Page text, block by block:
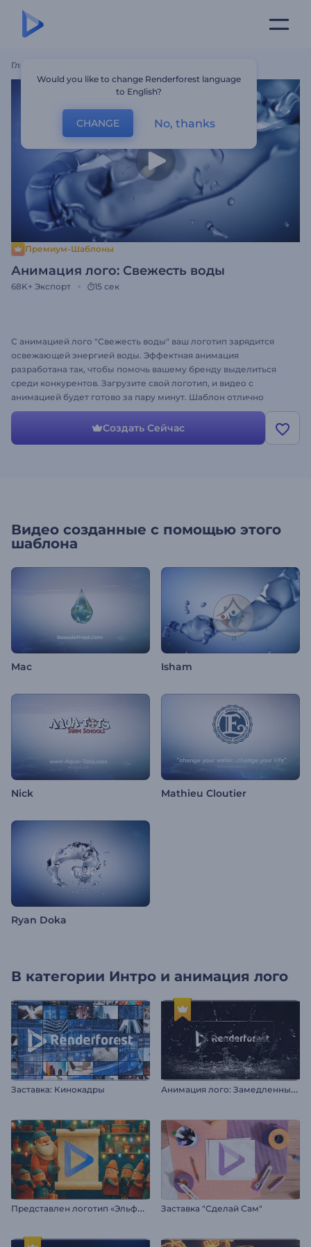
Главная
Премиум-Шаблоны
Анимация лого: Свежесть воды
68K+ Экспорт 15 сек
С анимацией лого "Свежесть воды" ваш логотип зарядится
освежающей энергией воды. Эффектная анимация
разработана так, чтобы помочь вашему бренду выделиться
среди конкурентов. Загрузите свой логотип, и видео с
анимацией будет готово за пару минут. Шаблон отлично
подходит для оформления влогов на YouTube, корпоративных
презентаций, рекламы на ТВ и многого другого. Что еще
нужно для создания идеальной анимации логотипа? Создайте
Создать Сейчас
Видео созданные с помощью этого
шаблона
Mac Isham
Nick Mathieu Cloutier
Ryan Doka
В категории Интро и анимация лого
Заставка: Кинокадры А
нимация лого: Замедленный всплеск
П
редставлен логотип «Эльфы Санты» Заставка "Сделай Сам"
Would you like to change Renderforest language
to English?
CHANGE No, thanks